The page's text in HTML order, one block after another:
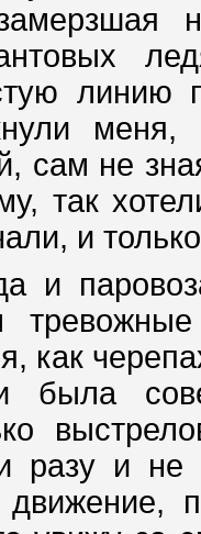
сам не
так
и
и
как
была
разу и не
движение,